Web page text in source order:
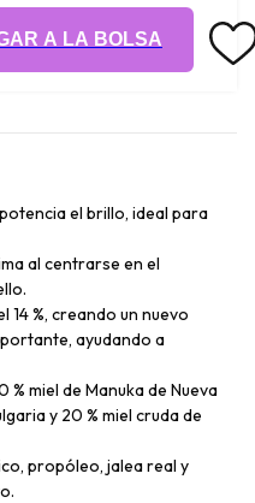
A LA BOLSA
el brillo, ideal para
al centrarse en el
%, creando un nuevo
ayudando a
miel de Manuka de Nueva
y 20 % miel cruda de
propóleo, jalea real y